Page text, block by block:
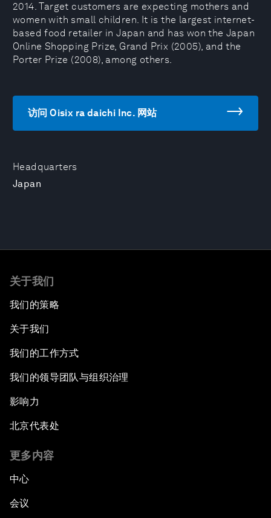
Headquarters
Japan
2014. Target customers are expecting mothers and
women with small children. It is the largest internet-
based food retailer in Japan and has won the Japan
Online Shopping Prize, Grand Prix (2005), and the
Porter Prize (2008), among others.
访问 Oisix ra daichi Inc. 网站
关于我们
我们的策略
关于我们
我们的工作方式
我们的领导团队与组织治理
影响力
北京代表处
更多内容
中心
会议